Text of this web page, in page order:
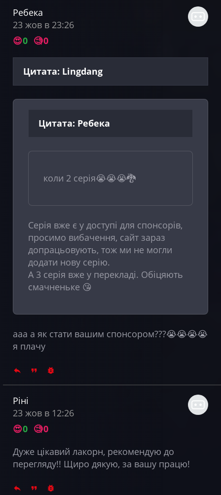
Ребека
23 жов в 23:26
😍0 🧐0
Цитата: Lingdang
Цитата: Ребека
коли 2 серія😭😭😭🐉
Серія вже є у доступі для спонсорів,
просимо вибачення, сайт зараз
допрацьовують, тож ми не могли
додати нову серію.
А 3 серія вже у перекладі. Обіцяють
смачненьке 😘
ааа а як стати вашим спонсором???😭😭😭😭
я плачу
Ріні
23 жов в 12:26
😍0 🧐0
Дуже цікавий лакорн, рекомендую до
перегляду!! Щиро дякую, за вашу працю!